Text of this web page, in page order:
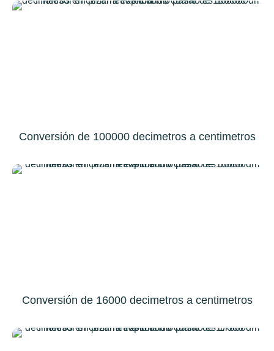
Conversión de 100000 decimetros a centimetros
Conversión de 16000 decimetros a centimetros